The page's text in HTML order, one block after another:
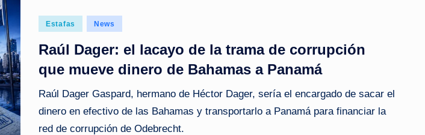
l
e
|
N
o
Posted
Estafas News
Raúl Dager: el lacayo de la trama de corrupción
que mueve dinero de Bahamas a Panamá
Raúl Dager Gaspard, hermano de Héctor Dager, sería el encargado de sacar el
dinero en efectivo de las Bahamas y transportarlo a Panamá para financiar la
red de corrupción de Odebrecht.